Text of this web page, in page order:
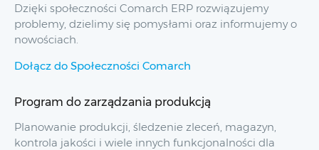
Dzięki społeczności Comarch ERP rozwiązujemy
problemy, dzielimy się pomysłami oraz informujemy o
nowościach.
Dołącz do Społeczności Comarch
Program do zarządzania produkcją
Planowanie produkcji, śledzenie zleceń, magazyn,
kontrola jakości i wiele innych funkcjonalności dla